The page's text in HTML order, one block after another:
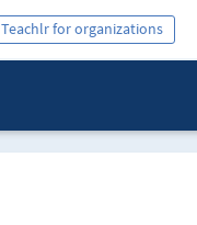
Teachlr for organizations